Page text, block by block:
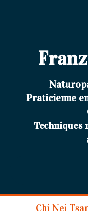
Praticienne
Techniques
Chi Nei